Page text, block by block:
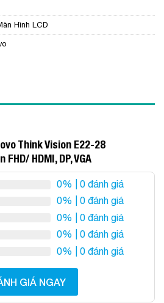
Hình LCD
Think Vision E22-28
HDMI, DP, VGA
0% | 0 đánh giá
0% | 0 đánh giá
0% | 0 đánh giá
0% | 0 đánh giá
0% | 0 đánh giá
GIÁ NGAY